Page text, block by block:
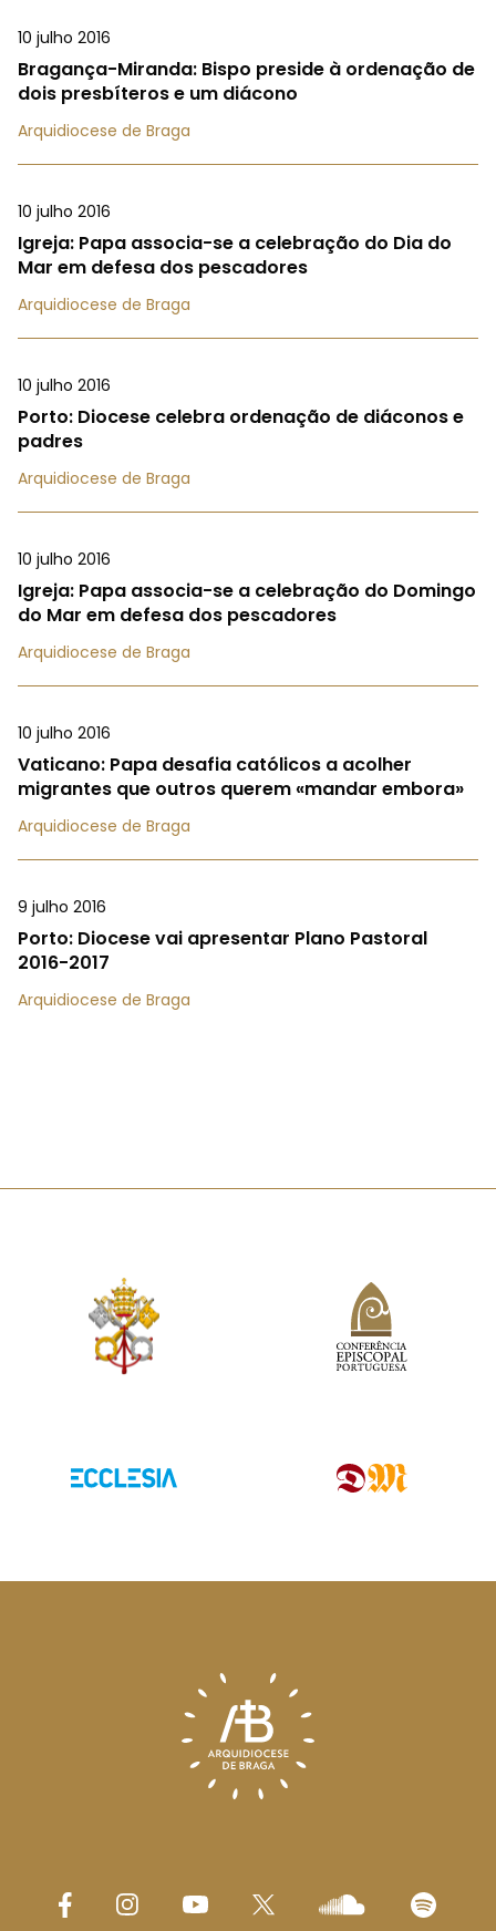
10 julho 2016
Bragança-Miranda: Bispo preside à ordenação de
dois presbíteros e um diácono
Arquidiocese de Braga
10 julho 2016
Igreja: Papa associa-se a celebração do Dia do
Mar em defesa dos pescadores
Arquidiocese de Braga
10 julho 2016
Porto: Diocese celebra ordenação de diáconos e
padres
Arquidiocese de Braga
10 julho 2016
Igreja: Papa associa-se a celebração do Domingo
do Mar em defesa dos pescadores
Arquidiocese de Braga
10 julho 2016
Vaticano: Papa desafia católicos a acolher
migrantes que outros querem «mandar embora»
Arquidiocese de Braga
9 julho 2016
Porto: Diocese vai apresentar Plano Pastoral
2016-2017
Arquidiocese de Braga